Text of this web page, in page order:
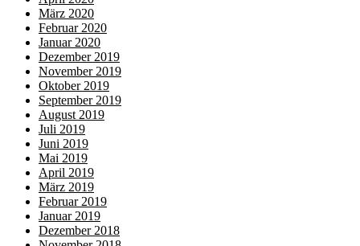
März 2020
Februar 2020
Januar 2020
Dezember 2019
November 2019
Oktober 2019
September 2019
August 2019
Juli 2019
Juni 2019
Mai 2019
April 2019
März 2019
Februar 2019
Januar 2019
Dezember 2018